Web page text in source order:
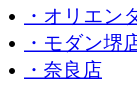
・オリエン
・モダン堺
・奈良店